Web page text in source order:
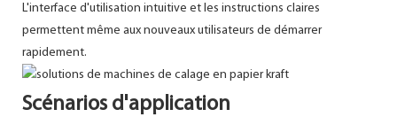
L'interface d'utilisation intuitive et les instructions claires
permettent même aux nouveaux utilisateurs de démarrer
rapidement.
Scénarios d'application